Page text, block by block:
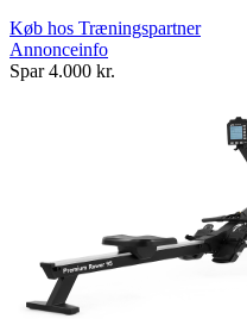
Køb hos Træningspartner
Annonceinfo
Spar 4.000 kr.